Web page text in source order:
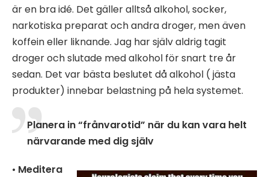
är en bra idé. Det gäller alltså alkohol, socker,
narkotiska preparat och andra droger, men även
koffein eller liknande. Jag har själv aldrig tagit
droger och slutade med alkohol för snart tre år
sedan. Det var bästa beslutet då alkohol ( jästa
produkter) innebar belastning på hela systemet.
Planera in “frånvarotid” när du kan vara helt
närvarande med dig själv
• Meditera